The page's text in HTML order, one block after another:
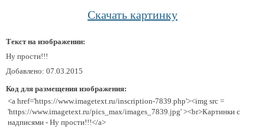
Скачать картинку
Текст на изображении:
Ну прости!!!
Добавлено: 07.03.2015
Код для размещения изображения:
<a href='https://www.imagetext.ru/inscription-7839.php'><img src =
'https://www.imagetext.ru/pics_max/images_7839.jpg' ><br>Картинки с
надписями - Ну прости!!!</a>